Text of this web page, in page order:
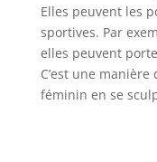
Elles peuvent les
sportives. Par
elles peuvent
C’est une
féminin en se